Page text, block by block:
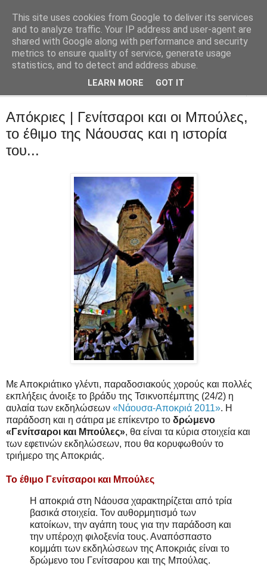
::Alma Libre
Τεχνολογία, επιχειρηματικότητα, διαδίκτυο.
Απόκριες | Γενίτσαροι και οι Μπούλες,
το έθιμο της Νάουσας και η ιστορία
του...
Με Αποκριάτικο γλέντι, παραδοσιακούς χορούς και πολλές
εκπλήξεις άνοιξε το βράδυ της Τσικνοπέμπτης (24/2) η
αυλαία των εκδηλώσεων «Νάουσα-Αποκριά 2011». Η
παράδοση και η σάτιρα με επίκεντρο το δρώμενο
«Γενίτσαροι και Μπούλες», θα είναι τα κύρια στοιχεία και
των εφετινών εκδηλώσεων, που θα κορυφωθούν το
τριήμερο της Αποκριάς.
Το έθιμο Γενίτσαροι και Μπούλες
Η αποκριά στη Νάουσα χαρακτηρίζεται από τρία
βασικά στοιχεία. Τον αυθορμητισμό των
κατοίκων, την αγάπη τους για την παράδοση και
την υπέροχη φιλοξενία τους. Αναπόσπαστο
κομμάτι των εκδηλώσεων της Αποκριάς είναι το
δρώμενο του Γενίτσαρου και της Μπούλας.
This site uses cookies from Google to deliver its services
and to analyze traffic. Your IP address and user-agent are
shared with Google along with performance and security
metrics to ensure quality of service, generate usage
statistics, and to detect and address abuse.
LEARN MORE GOT IT